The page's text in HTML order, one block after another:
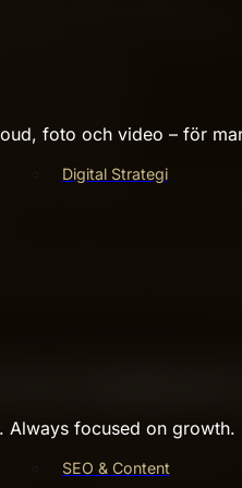
foto och video – för
Digital Strategi
Always focused on growth.
SEO & Content
syns tidigt
skillnad. Det är en
är detta extra viktigt.
ett resultat som inte
och byggstenar som
som verkligen levererar.